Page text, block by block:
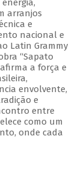
arranjos
e
nacional e
Latin Grammy
“Sapato
a força e
envolvente,
e
entre
como um
onde cada